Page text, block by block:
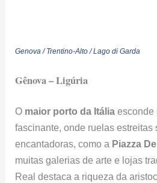
Genova / Trentino-Alto / Lago di Garda
Gênova – Ligúria
O maior porto da Itália esconde
fascinante, onde ruelas estreitas
encantadoras, como a Piazza
muitas galerias de arte e lojas
Real destaca a riqueza da